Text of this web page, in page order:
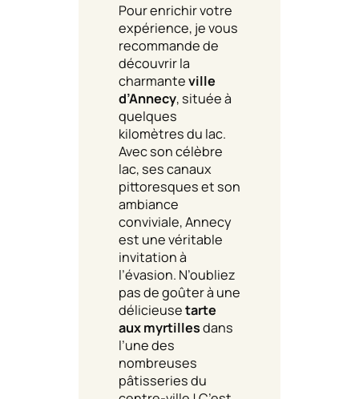
Pour enrichir votre
expérience, je vous
recommande de
découvrir la
charmanteville
d’Annecy, située à
quelques
kilomètres du lac.
Avec son célèbre
lac, ses canaux
pittoresques et son
ambiance
conviviale, Annecy
est une véritable
invitation à
l’évasion. N’oubliez
pas de goûter à une
délicieusetarte
aux myrtillesdans
l’une des
nombreuses
pâtisseries du